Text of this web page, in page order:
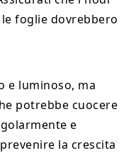
le foglie dovrebbero
e luminoso, ma
potrebbe cuocere
e
la crescita